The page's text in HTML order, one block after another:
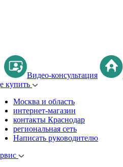
Видео-консультация
купить
Москва и область
интернет-магазин
контакты Краснодар
региональная сеть
Написать руководителю